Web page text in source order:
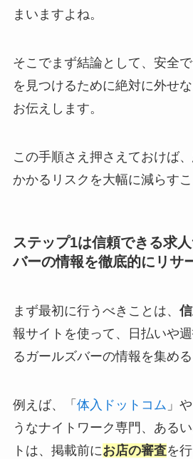
まいますよね。
そこでまず結論として、安全
を見つけるために絶対に外せ
お伝えします。
この手順さえ押さえておけば
かかるリスクを大幅に減らすこ
ステップ1は信頼できる求
バーの情報を徹底的にリサ
まず最初に行うべきことは、
報サイトを使って、日払いや
るガールズバーの情報を集める
例えば、「 体入ドットコム 」
うなナイトワーク専門、ある
トは、掲載前にお店の審査を